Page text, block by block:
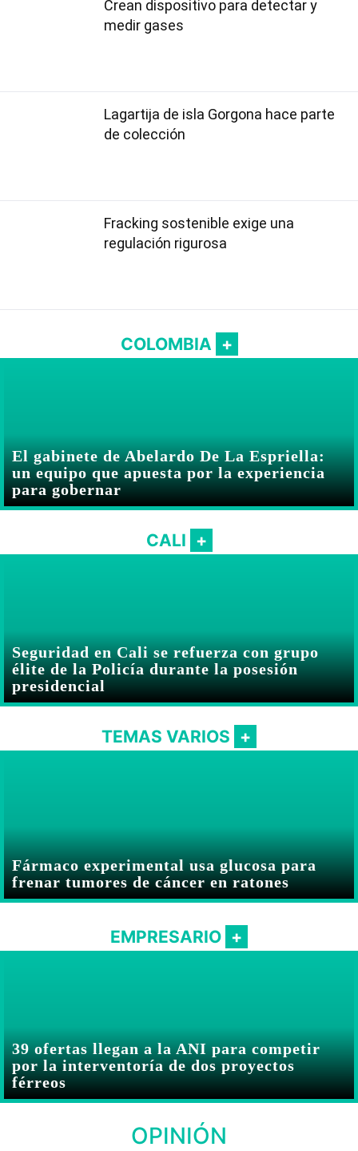
Crean dispositivo para detectar y
medir gases
Lagartija de isla Gorgona hace parte
de colección
Fracking sostenible exige una
regulación rigurosa
COLOMBIA
El gabinete de Abelardo De La Espriella:
un equipo que apuesta por la experiencia
para gobernar
CALI
Seguridad en Cali se refuerza con grupo
élite de la Policía durante la posesión
presidencial
TEMAS VARIOS
Fármaco experimental usa glucosa para
frenar tumores de cáncer en ratones
EMPRESARIO
39 ofertas llegan a la ANI para competir
por la interventoría de dos proyectos
férreos
OPINIÓN